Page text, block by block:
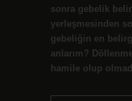
sonra gebelik
yerleşmesinden
gebeliğin en
anlarım?
hamile olup